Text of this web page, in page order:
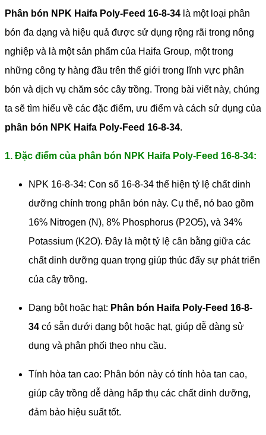
Phân bón NPK Haifa Poly-Feed 16-8-34 là một loại phân
bón đa dạng và hiệu quả được sử dụng rộng rãi trong nông
nghiệp và là một sản phẩm của Haifa Group, một trong
những công ty hàng đầu trên thế giới trong lĩnh vực phân
bón và dịch vụ chăm sóc cây trồng. Trong bài viết này, chúng
ta sẽ tìm hiểu về các đặc điểm, ưu điểm và cách sử dụng của
phân bón NPK Haifa Poly-Feed 16-8-34.
1. Đặc điểm của phân bón NPK Haifa Poly-Feed 16-8-34:
NPK 16-8-34: Con số 16-8-34 thể hiện tỷ lệ chất dinh
dưỡng chính trong phân bón này. Cụ thể, nó bao gồm
16% Nitrogen (N), 8% Phosphorus (P2O5), và 34%
Potassium (K2O). Đây là một tỷ lệ cân bằng giữa các
chất dinh dưỡng quan trọng giúp thúc đẩy sự phát triển
của cây trồng.
Dạng bột hoặc hạt: Phân bón Haifa Poly-Feed 16-8-
34 có sẵn dưới dạng bột hoặc hạt, giúp dễ dàng sử
dụng và phân phối theo nhu cầu.
Tính hòa tan cao: Phân bón này có tính hòa tan cao,
giúp cây trồng dễ dàng hấp thụ các chất dinh dưỡng,
đảm bảo hiệu suất tốt.